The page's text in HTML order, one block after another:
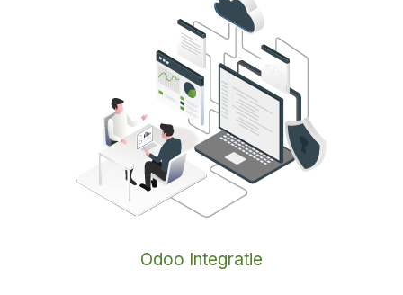
Odoo Integratie